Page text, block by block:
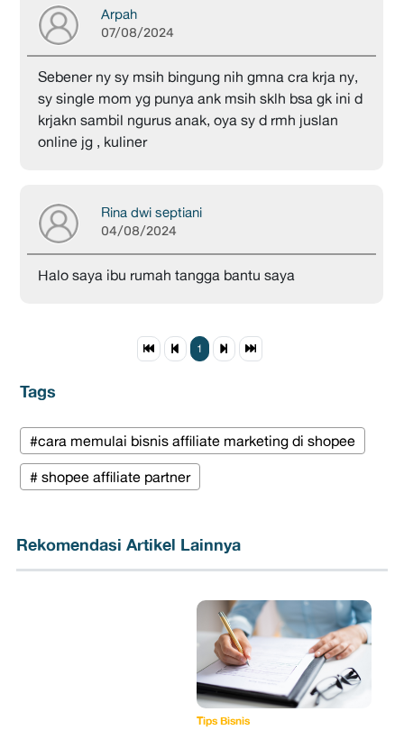
Arpah
07/08/2024
Sebener ny sy msih bingung nih gmna cra krja ny,
sy single mom yg punya ank msih sklh bsa gk ini d
krjakn sambil ngurus anak, oya sy d rmh juslan
online jg , kuliner
Rina dwi septiani
04/08/2024
Halo saya ibu rumah tangga bantu saya
1
Tags
#cara memulai bisnis affiliate marketing di shopee
# shopee affiliate partner
Rekomendasi Artikel Lainnya
Tips Bisnis